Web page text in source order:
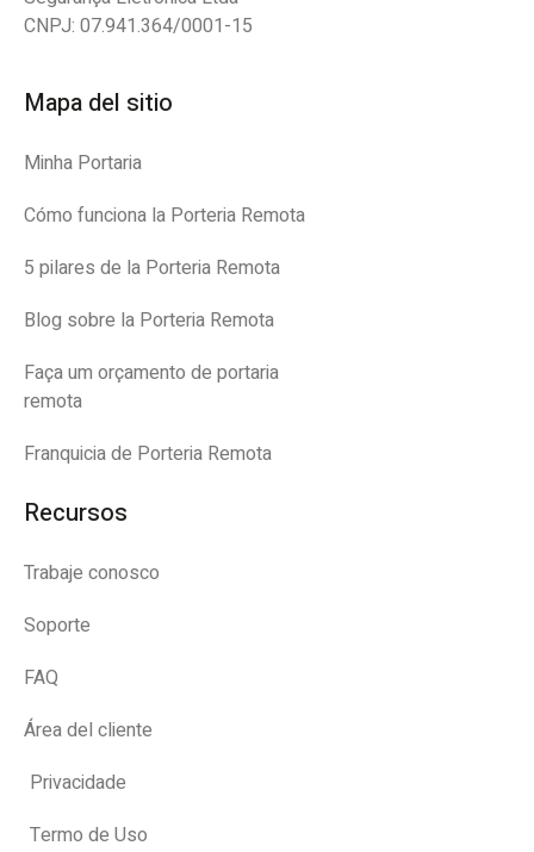
CNPJ: 07.941.364/0001-15
Mapa del sitio
Minha Portaria
Cómo funciona la Porteria Remota
5 pilares de la Porteria Remota
Blog sobre la Porteria Remota
Faça um orçamento de portaria
remota
Franquicia de Porteria Remota
Recursos
Trabaje conosco
Soporte
FAQ
Área del cliente
Privacidade
Termo de Uso